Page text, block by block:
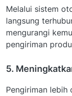
Melalui sistem
langsung
mengurangi
pengiriman
5.
Pengiriman lebih